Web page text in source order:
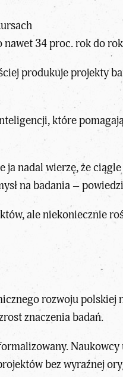
34 proc. rok do
produkuje projekty
które
nadal wierzę, że
na badania –
ale niekoniecznie
rozwoju polskiej
znaczenia badań.
bez wyraźnej